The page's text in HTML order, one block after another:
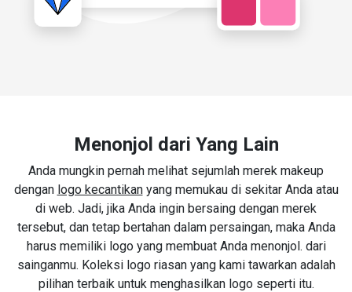
Menonjol dari Yang Lain
Anda mungkin pernah melihat sejumlah merek makeup
dengan logo kecantikanyang memukau di sekitar Anda atau
di web. Jadi, jika Anda ingin bersaing dengan merek
tersebut, dan tetap bertahan dalam persaingan, maka Anda
harus memiliki logo yang membuat Anda menonjol. dari
sainganmu. Koleksi logo riasan yang kami tawarkan adalah
pilihan terbaik untuk menghasilkan logo seperti itu.